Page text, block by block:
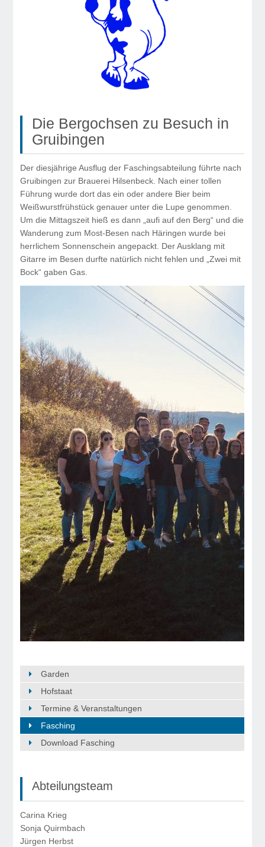
Die Bergochsen zu Besuch in
Gruibingen
Der diesjährige Ausflug der Faschingsabteilung führte nach
Gruibingen zur Brauerei Hilsenbeck. Nach einer tollen
Führung wurde dort das ein oder andere Bier beim
Weißwurstfrühstück genauer unter die Lupe genommen.
Um die Mittagszeit hieß es dann „aufi auf den Berg“ und die
Wanderung zum Most-Besen nach Häringen wurde bei
herrlichem Sonnenschein angepackt. Der Ausklang mit
Gitarre im Besen durfte natürlich nicht fehlen und „Zwei mit
Bock“ gaben Gas.
Garden
Hofstaat
Termine & Veranstaltungen
Fasching
Download Fasching
Abteilungsteam
Carina Krieg
Sonja Quirmbach
Jürgen Herbst